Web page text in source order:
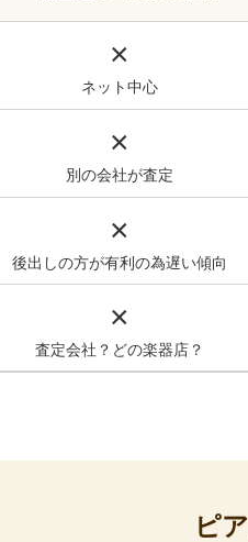
×
ネット中心
×
別の会社が査定
×
後出しの方が有利の為遅い傾向
×
査定会社？どの楽器店？
ピ